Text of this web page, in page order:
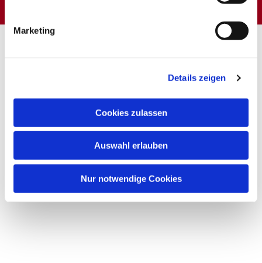
Marketing
Details zeigen
Cookies zulassen
Auswahl erlauben
Nur notwendige Cookies